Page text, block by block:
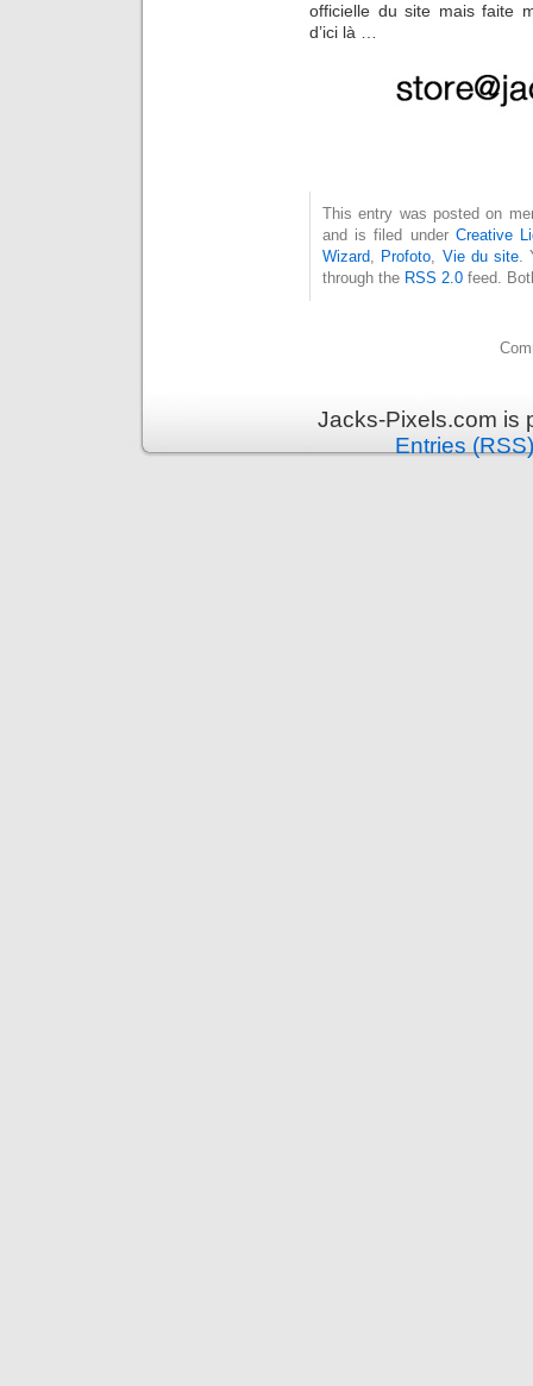
officielle du site mais faite
d’ici là …
This entry was posted on
and is filed under Creative
Wizard
Profoto Vie du site
through the RSS 2.0 feed.
Jacks-Pixels.com is
Entries (RSS)